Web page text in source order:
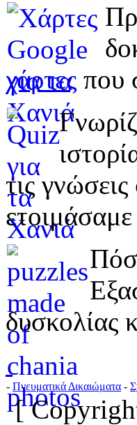
χάρτες που
τις
δυσκολίας
- Πνευματικά Δικαιώματα -
[